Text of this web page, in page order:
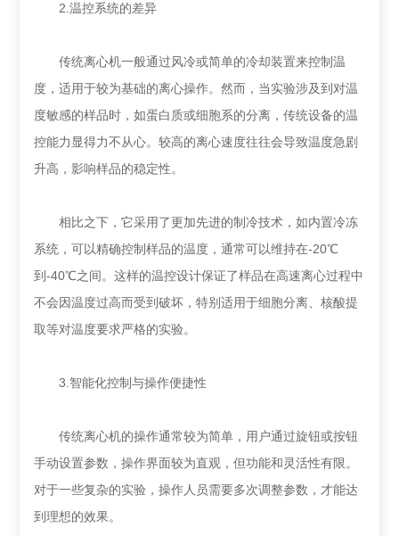
2.温控系统的差异
传统离心机一般通过风冷或简单的冷却装置来控制温
度，适用于较为基础的离心操作。然而，当实验涉及到对温
度敏感的样品时，如蛋白质或细胞系的分离，传统设备的温
控能力显得力不从心。较高的离心速度往往会导致温度急剧
升高，影响样品的稳定性。
相比之下，它采用了更加先进的制冷技术，如内置冷冻
系统，可以精确控制样品的温度，通常可以维持在-20℃
到-40℃之间。这样的温控设计保证了样品在高速离心过程中
不会因温度过高而受到破坏，特别适用于细胞分离、核酸提
取等对温度要求严格的实验。
3.智能化控制与操作便捷性
传统离心机的操作通常较为简单，用户通过旋钮或按钮
手动设置参数，操作界面较为直观，但功能和灵活性有限。
对于一些复杂的实验，操作人员需要多次调整参数，才能达
到理想的效果。